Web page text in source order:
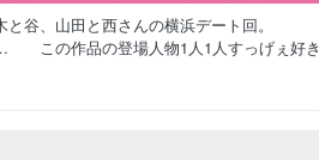
、山田と西さんの横浜デート回。
の作品の登場人物1人1人すっげぇ好き
甘酸っぺぇーーー！！西さんのアクセ